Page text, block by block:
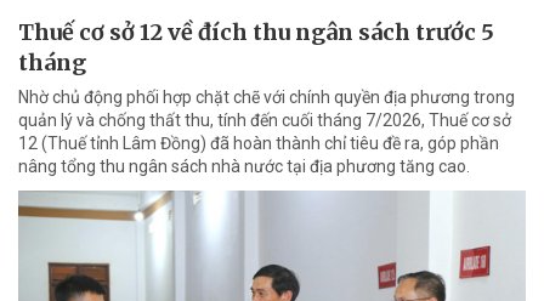
Thuế cơ sở 12 về đích thu ngân sách trước 5
tháng
Nhờ chủ động phối hợp chặt chẽ với chính quyền địa phương trong
quản lý và chống thất thu, tính đến cuối tháng 7/2026, Thuế cơ sở
12 (Thuế tỉnh Lâm Đồng) đã hoàn thành chỉ tiêu đề ra, góp phần
nâng tổng thu ngân sách nhà nước tại địa phương tăng cao.